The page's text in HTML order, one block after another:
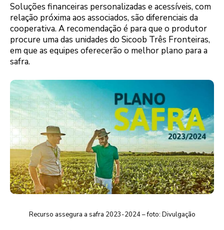
Soluções financeiras personalizadas e acessíveis, com
relação próxima aos associados, são diferenciais da
cooperativa. A recomendação é para que o produtor
procure uma das unidades do Sicoob Três Fronteiras,
em que as equipes oferecerão o melhor plano para a
safra.
Recurso assegura a safra 2023-2024 – foto: Divulgação